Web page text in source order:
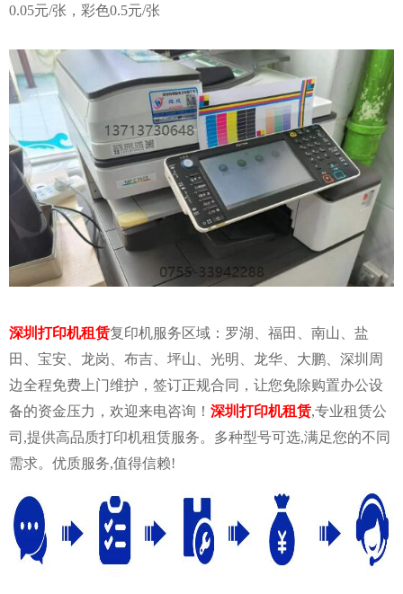
0.05元/张，彩色0.5元/张
深圳打印机租赁复印机服务区域：罗湖、福田、南山、盐
田、宝安、龙岗、布吉、坪山、光明、龙华、大鹏、深圳周
边全程免费上门维护，签订正规合同，让您免除购置办公设
备的资金压力，欢迎来电咨询！ 深圳打印机租赁,专业租赁公
司,提供高品质打印机租赁服务。多种型号可选,满足您的不同
需求。优质服务,值得信赖!